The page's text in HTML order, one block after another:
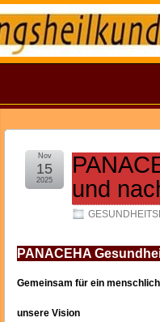
und
Nov
15
2025
PANACEHA
Gemeinsam für ein
unsere Vision